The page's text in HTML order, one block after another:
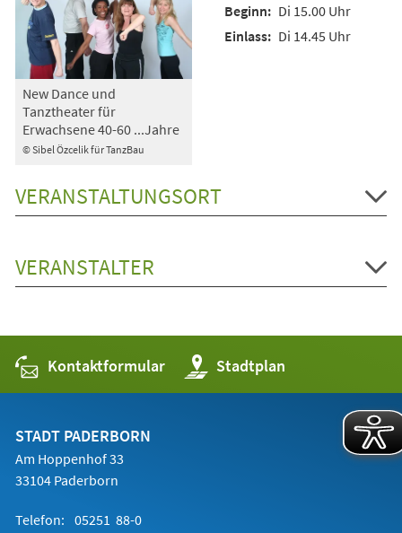
© Sibel Özcelik für TanzBau
New Dance und
Tanztheater für
Erwachsene 40-60 ...Jahre
Di 15.00 Uhr
Di 14.45 Uhr
VERANSTALTUNGSORT
VERANSTALTER
Kontaktformular Stadtplan
(Öffnet
in
einem
STADT PADERBORN
Am Hoppenhof 33
33104 Paderborn
Telefon: 05251 88-0